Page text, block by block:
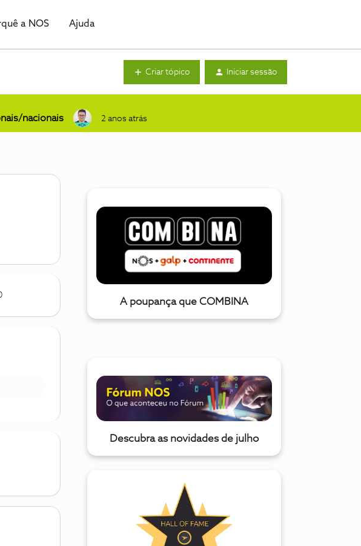
a NOS Ajuda
Criar tópico Iniciar sessão
nacionais 2 anos atrás
A poupança que COMBINA
Descubra as novidades de julho